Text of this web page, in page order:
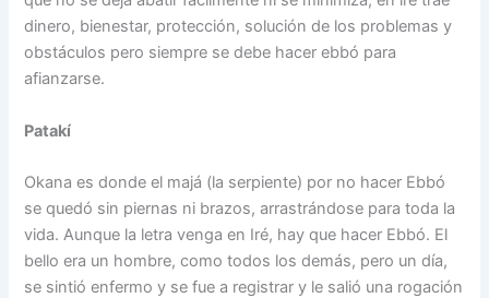
dinero, bienestar, protección, solución de los problemas y
obstáculos pero siempre se debe hacer ebbó para
afianzarse.
Patakí
Okana es donde el majá (la serpiente) por no hacer Ebbó
se quedó sin piernas ni brazos, arrastrándose para toda la
vida. Aunque la letra venga en Iré, hay que hacer Ebbó. El
bello era un hombre, como todos los demás, pero un día,
se sintió enfermo y se fue a registrar y le salió una rogación